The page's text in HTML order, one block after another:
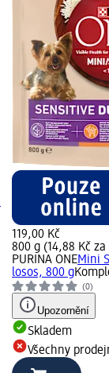
119,00 Kč
800 g (14,88 Kč za
PURINA ONEMini
losos, 800 g
(0)
Upozornění
Skladem
Všechny